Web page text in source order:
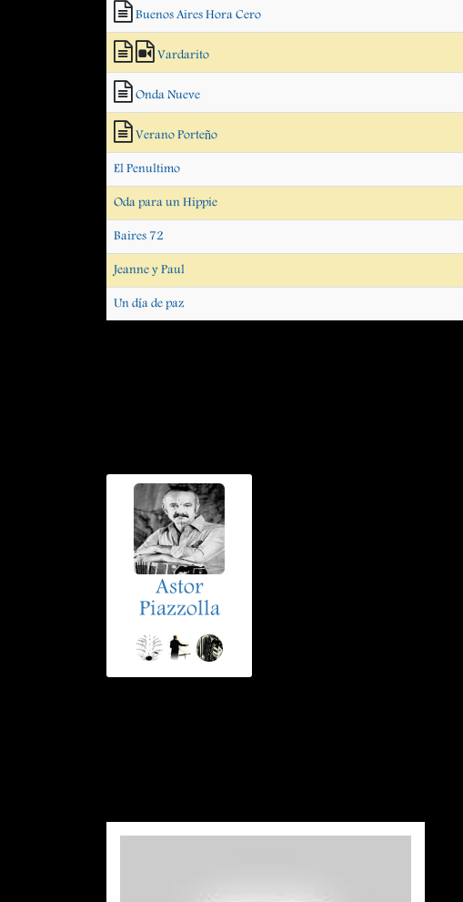
Buenos Aires Hora Cero
Vardarito
Onda Nueve
Verano Porteño
El Penultimo
Oda para un Hippie
Baires 72
Jeanne y Paul
Un día de paz
Astor
Piazzolla